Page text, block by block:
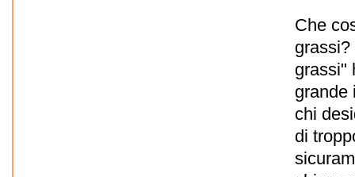
Che
grassi"
grande
chi
di